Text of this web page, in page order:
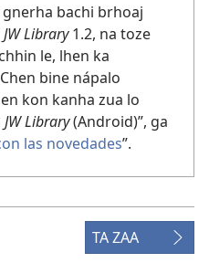
bachi brhoaj
JW Library1.2, na toze
le, lhen ka
bine nápalo
kon kanha zua lo
JW Library(Android)”, ga
las novedades”.
TA ZAA